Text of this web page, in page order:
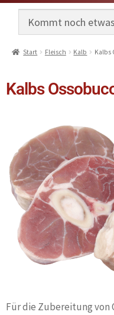
Start Fleisch Kalb Kalbs
Kalbs
Für die Zubereitung von